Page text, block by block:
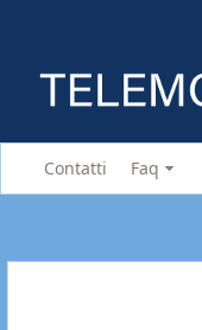
Contatti Faq